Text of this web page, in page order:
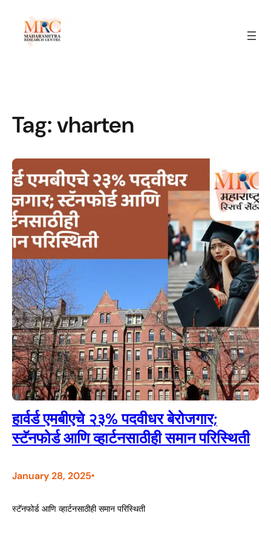
Tag:vharten
हार्वर्ड एमबीएचे २३% पदवीधर बेरोजगार;
स्टॅनफोर्ड आणि व्हार्टनसाठीही समान परिस्थिती
January 28, 2025•
स्टॅनफोर्ड आणि व्हार्टनसाठीही समान परिस्थिती